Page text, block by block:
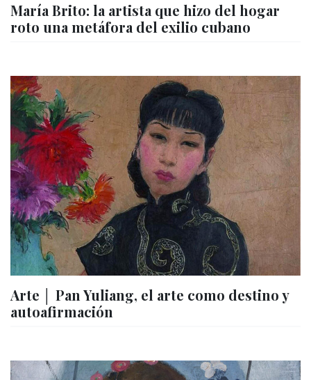
María Brito: la artista que hizo del hogar
roto una metáfora del exilio cubano
Arte │ Pan Yuliang, el arte como destino y
autoafirmación